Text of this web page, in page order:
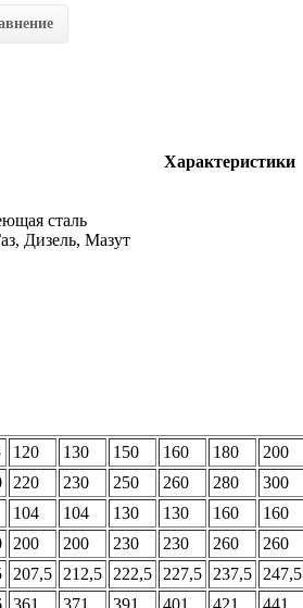
Характеристики
сталь
Дизель, Мазут
120 130 150 160 180 200
220 230 250 260 280 300
104 104 130 130 160 160
200 200 230 230 260 260
207,5 212,5 222,5 227,5 237,5 247,5
361 371 391 401 421 441